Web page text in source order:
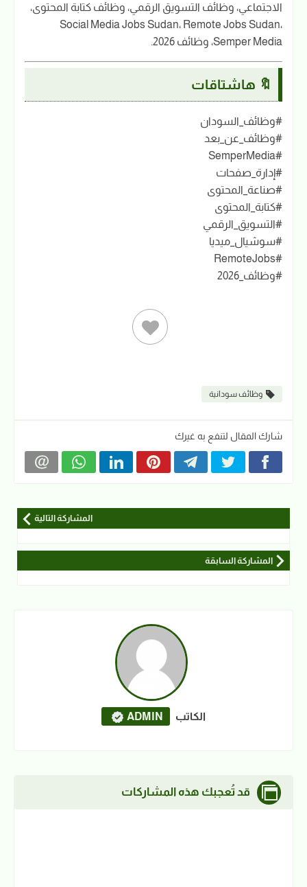
الاجتماعي، وظائف التسويق الرقمي، وظائف كتابة المحتوى،
Social Media Jobs Sudan، Remote Jobs Sudan،
Semper Media، وظائف 2026.
🔖 هاشتاقات
#وظائف_السودان
#وظائف_عن_بعد
#SemperMedia
#إدارة_صفحات
#صناعة_المحتوى
#كتابة_المحتوى
#التسويق_الرقمي
#سوشيال_ميديا
#RemoteJobs
#وظائف_2026
وظائف سودانية
شارك المقال لتنفع به غيرك
المشاركة التالية
المشاركة السابقة
الكاتب ADMIN
قد تُعجبك هذه المشاركات